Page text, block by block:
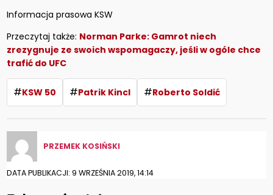
Informacja prasowa KSW
Przeczytaj także: Norman Parke: Gamrot niech
zrezygnuje ze swoich wspomagaczy, jeśli w ogóle chce
trafić do UFC
#KSW 50 #Patrik Kincl #Roberto Soldić
PRZEMEK KOSIŃSKI
DATA PUBLIKACJI: 9 WRZEŚNIA 2019, 14:14